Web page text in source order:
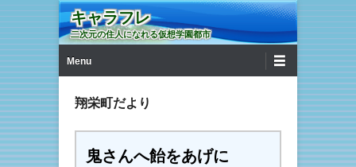
キャラフレ
二次元の住人になれる仮想学園都市
Menu
翔栄町だより
鬼さんへ飴をあげに